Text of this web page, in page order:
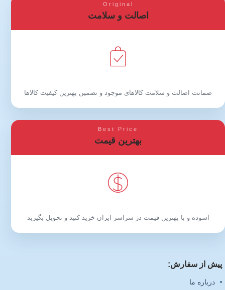
Original
اصالت و سلامت
ضمانت اصالت و سلامت کالاهای موجود و تضمین بهترین کیفیت کالاها
Best Price
بهترین قیمت
آسوده و با بهترین قیمت در سراسر ایران خرید کنید و تحویل بگیرید
پیش از سفارش:
درباره ما